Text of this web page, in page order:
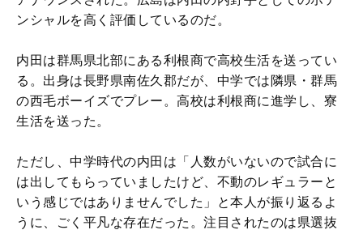
ンシャルを高く評価しているのだ。
内田は群馬県北部にある利根商で高校生活を送ってい
る。出身は長野県南佐久郡だが、中学では隣県・群馬
の西毛ボーイズでプレー。高校は利根商に進学し、寮
生活を送った。
ただし、中学時代の内田は「人数がいないので試合に
は出してもらっていましたけど、不動のレギュラーと
いう感じではありませんでした」と本人が振り返るよ
うに、ごく平凡な存在だった。注目されたのは県選抜